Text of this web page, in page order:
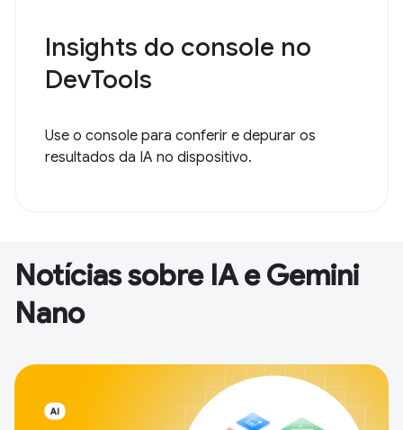
Insights do console no
DevTools
Use o console para conferir e depurar os
resultados da IA no dispositivo.
Notícias sobre IA e Gemini
Nano